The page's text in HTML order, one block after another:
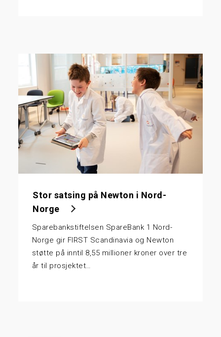
Stor satsing på Newton i Nord-
Norge
Sparebankstiftelsen SpareBank 1 Nord-
Norge gir FIRST Scandinavia og Newton
støtte på inntil 8,55 millioner kroner over tre
år til prosjektet…